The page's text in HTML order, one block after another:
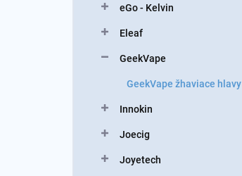
eGo - Kelvin
Eleaf
GeekVape
GeekVape žhaviace hlavy
Innokin
Joecig
Joyetech